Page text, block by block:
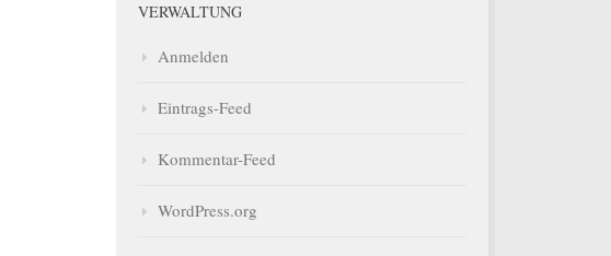
VERWALTUNG
Anmelden
Eintrags-Feed
Kommentar-Feed
WordPress.org